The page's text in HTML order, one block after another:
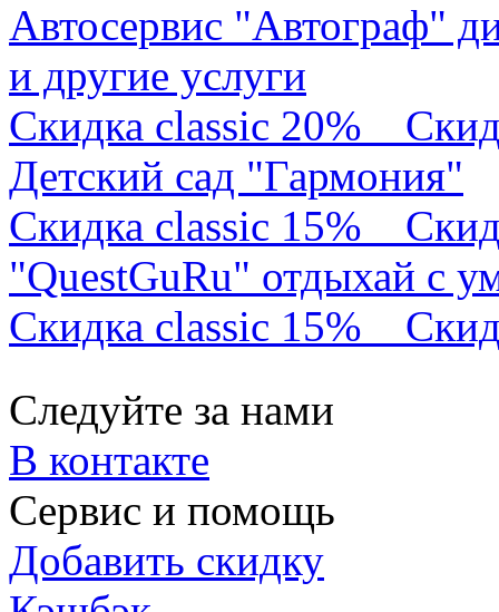
Автосервис "Автограф"
и другие услуги
Скидка classic 20%
Детский сад "Гармония"
Скидка classic 15%
"QuestGuRu" отдыхай с
Скидка classic 15%
Следуйте за нами
В контакте
Сервис и помощь
Добавить скидку